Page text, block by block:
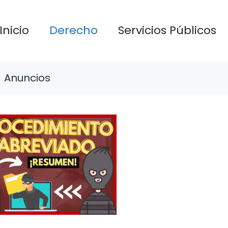
Inicio Derecho Servicios Públicos
Anuncios